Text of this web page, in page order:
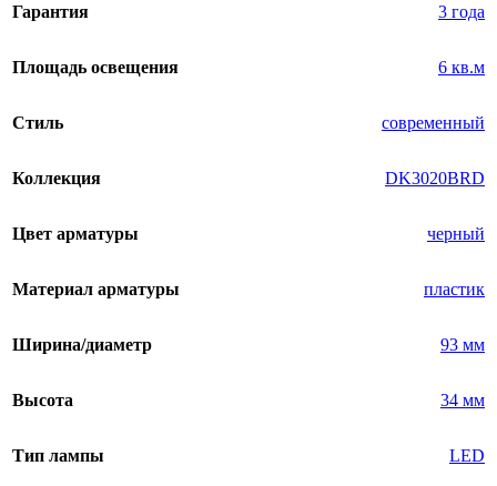
Гарантия 3 года
Площадь освещения 6 кв.м
Стиль современный
Коллекция DK3020BRD
Цвет арматуры черный
Материал арматуры пластик
Ширина/диаметр 93 мм
Высота 34 мм
Тип лампы LED